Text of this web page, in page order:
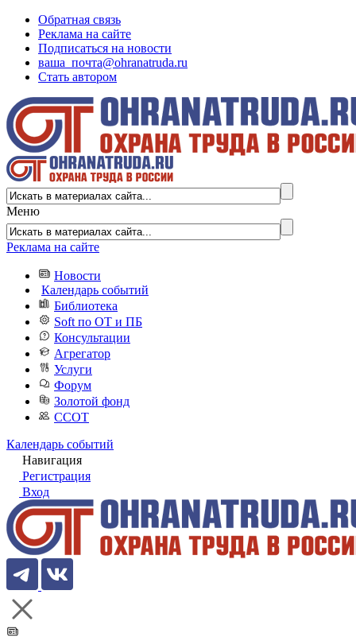
Обратная связь
Реклама на сайте
Подписаться на новости
ваша_почта@ohranatruda.ru
Стать автором
Меню
Реклама на сайте
Новости
Календарь событий
Библиотека
Soft по ОТ и ПБ
Консультации
Агрегатор
Услуги
Форум
Золотой фонд
ССОТ
Календарь событий
Навигация
Регистрация
Вход